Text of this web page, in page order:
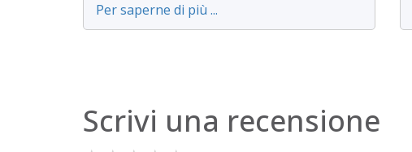
Per saperne di più ...
Scrivi una recensione